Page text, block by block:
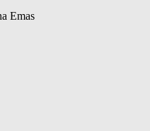
Emas